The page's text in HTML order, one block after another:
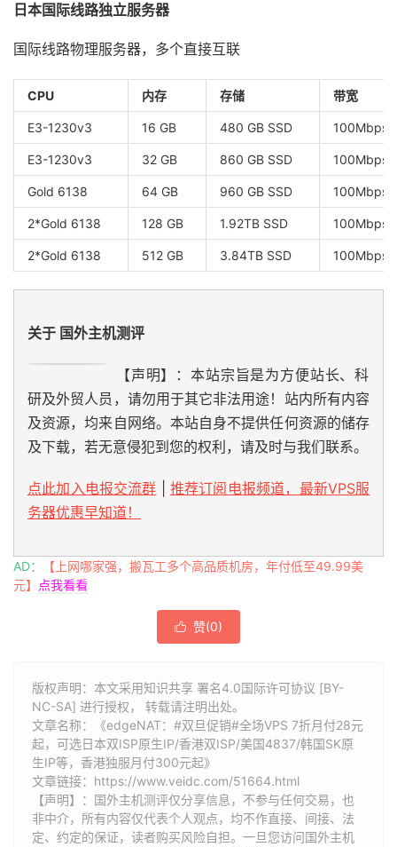
日本国际线路独立服务器
国际线路物理服务器，多个直接互联
CPU 内存 存储 带宽
E3-1230v3 16 GB 480 GB SSD
E3-1230v3 32 GB 860 GB SSD
Gold 6138 64 GB 960 GB SSD
2*Gold 6138 128 GB 1.92TB SSD
2*Gold 6138 512 GB 3.84TB SSD
关于 国外主机测评
【声明】：本站宗旨是为方便站长、科
研及外贸人员，请勿用于其它非法用途！站内所有内容
及资源，均来自网络。本站自身不提供任何资源的储存
及下载，若无意侵犯到您的权利，请及时与我们联系。
点此加入电报交流群
推荐订阅电报频道，最新VPS服
务器优惠早知道！
AD：
【上网哪家强，搬瓦工多个高品质机房，年付低至49.99美
元】 点我看看
 赞(0)
版权声明：本文采用知识共享 署名4.0国际许可协议 [BY-
NC-SA] 进行授权， 转载请注明出处。
文章名称：《edgeNAT：#双旦促销#全场VPS 7折月付28元
起，可选日本双ISP原生IP/香港双ISP/美国4837/韩国SK原
生IP等，香港独服月付300元起》
文章链接： https://www.veidc.com/51664.html
【声明】：国外主机测评仅分享信息，不参与任何交易，也
非中介，所有内容仅代表个人观点，均不作直接、间接、法
定、约定的保证，读者购买风险自担。一旦您访问国外主机